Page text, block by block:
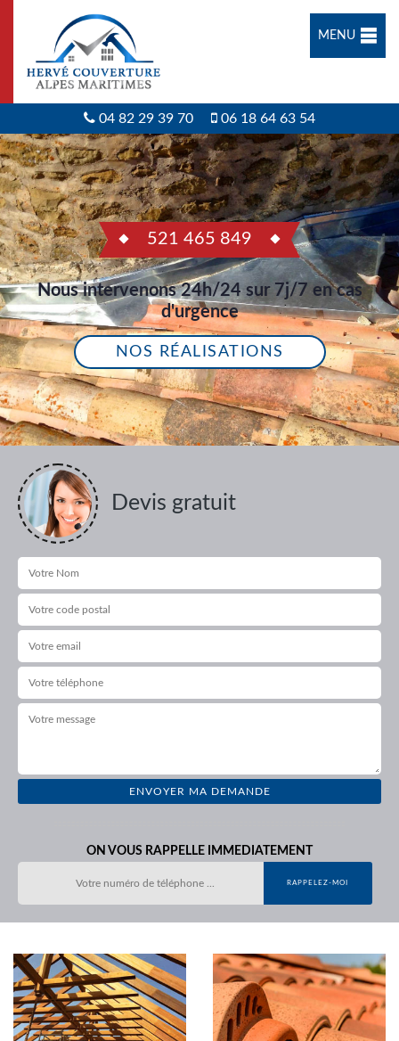
MENU
04 82 29 39 70 06 18 64 63 54
521 465 849
Nous intervenons 24h/24 sur 7j/7 en cas
d'urgence
NOS RÉALISATIONS
Devis gratuit
ON VOUS RAPPELLE IMMEDIATEMENT